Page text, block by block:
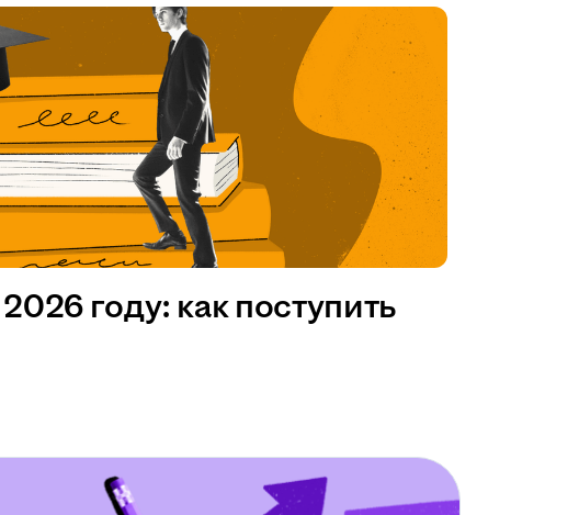
году: как поступить